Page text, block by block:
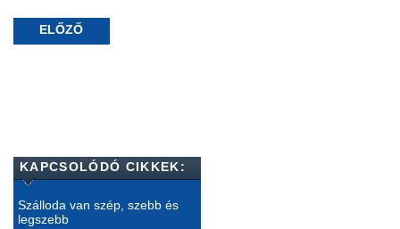
ELŐZŐ
KAPCSOLÓDÓ CIKKEK:
Szálloda van szép, szebb és
legszebb